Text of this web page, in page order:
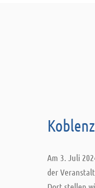
Am 3. Juli
der